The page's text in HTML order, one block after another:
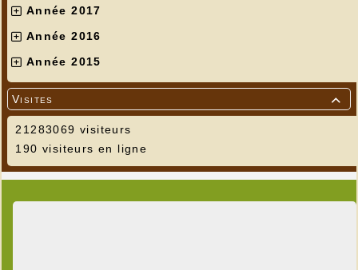
Année 2017
Année 2016
Année 2015

Visites
21283069 visiteurs
190 visiteurs en ligne